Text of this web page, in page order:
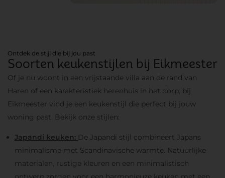
Ontdek de stijl die bij jou past
Soorten keukenstijlen bij Eikmeester
Of je nu woont in een vrijstaande villa aan de rand van
Haren of een karakteristiek herenhuis in het dorp, bij
Eikmeester vind je een keukenstijl die perfect bij jouw
woning past. Bekijk onze stijlen:
Japandi keuken: De Japandi stijl combineert Japans
minimalisme met Scandinavische warmte. Natuurlijke
materialen, rustige kleuren en een minimalistisch